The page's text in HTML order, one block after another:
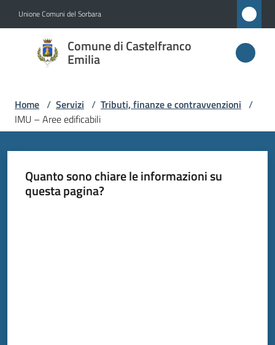
Unione Comuni del Sorbara
Comune di Castelfranco
Emilia
Comune di
Castelfranco
Amministrazione
Servizi
Home / Servizi / Tributi, finanze e contravvenzioni /
IMU – Aree edificabili
Quanto sono chiare le informazioni su
questa pagina?